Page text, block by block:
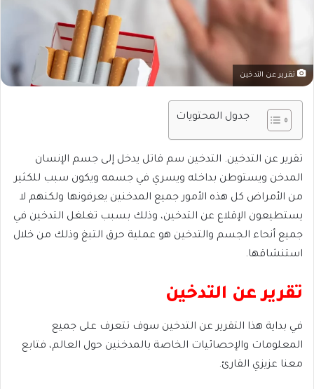
تقرير عن التدخين
جدول المحتويات
تقرير عن التدخين. التدخين سم قاتل يدخل إلى جسم الإنسان
المدخن ويستوطن بداخله ويسري في جسمه ويكون سبب للكثير
من الأمراض كل هذه الأمور جميع المدخنين يعرفونها ولكنهم لا
يستطيعون الإقلاع عن التدخين، وذلك بسبب تغلغل التدخين في
جميع أنحاء الجسم والتدخين هو عملية حرق التبغ وذلك من خلال
استنشاقها.
تقرير عن التدخين
في بداية هذا التقرير عن التدخين سوف تتعرف على جميع
المعلومات والإحصائيات الخاصة بالمدخنين حول العالم، فتابع
معنا عزيزي القارئ.